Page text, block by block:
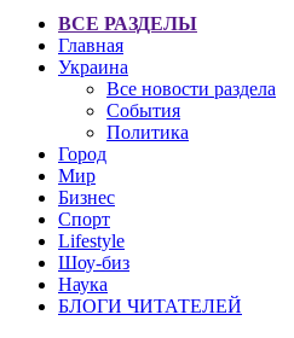
ВСЕ РАЗДЕЛЫ
Главная
Украина
Все новости раздела
События
Политика
Город
Мир
Бизнес
Спорт
Lifestyle
Шоу-биз
Наука
БЛОГИ ЧИТАТЕЛЕЙ